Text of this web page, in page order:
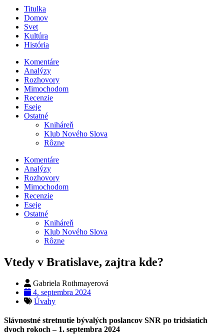
Titulka
Domov
Svet
Kultúra
História
Komentáre
Analýzy
Rozhovory
Mimochodom
Recenzie
Eseje
Ostatné
Kniháreň
Klub Nového Slova
Rôzne
Komentáre
Analýzy
Rozhovory
Mimochodom
Recenzie
Eseje
Ostatné
Kniháreň
Klub Nového Slova
Rôzne
Vtedy v Bratislave, zajtra kde?
Gabriela Rothmayerová
4. septembra 2024
Úvahy
Slávnostné stretnutie bývalých poslancov SNR po tridsiatich
dvoch rokoch – 1. septembra 2024